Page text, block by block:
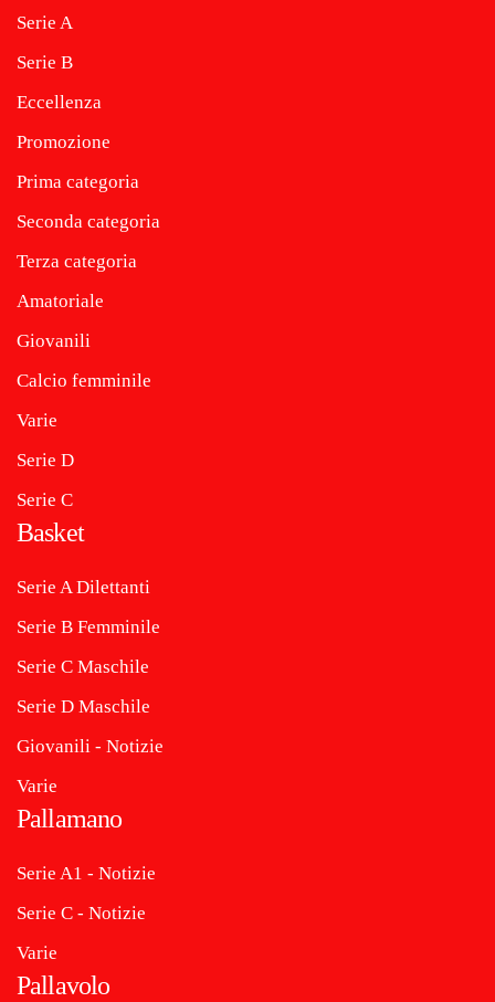
Serie A
Serie B
Eccellenza
Promozione
Prima categoria
Seconda categoria
Terza categoria
Amatoriale
Giovanili
Calcio femminile
Varie
Serie D
Serie C
Basket
Serie A Dilettanti
Serie B Femminile
Serie C Maschile
Serie D Maschile
Giovanili - Notizie
Varie
Pallamano
Serie A1 - Notizie
Serie C - Notizie
Varie
Pallavolo